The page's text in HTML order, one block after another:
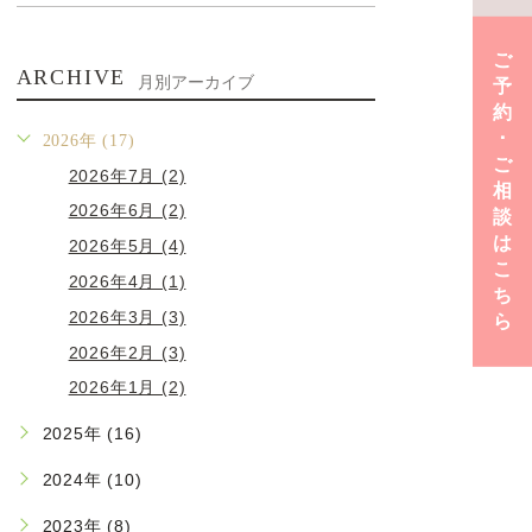
ご
予
約
･
ご
相
談
は
こ
ち
ら
ARCHIVE 月別アーカイブ
2026年 (17)
2026年7月 (2)
2026年6月 (2)
2026年5月 (4)
2026年4月 (1)
2026年3月 (3)
2026年2月 (3)
2026年1月 (2)
2025年 (16)
2024年 (10)
2023年 (8)